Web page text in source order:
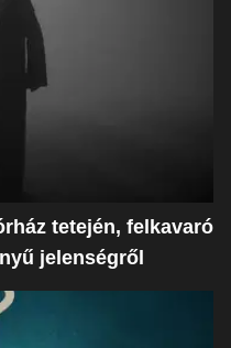
tetején, felkavaró
jelenségről